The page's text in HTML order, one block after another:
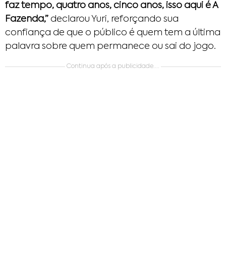
faz tempo, quatro anos, cinco anos, isso aqui é A
Fazenda,” declarou Yuri, reforçando sua
confiança de que o público é quem tem a última
palavra sobre quem permanece ou sai do jogo.
Continua após a publicidade....